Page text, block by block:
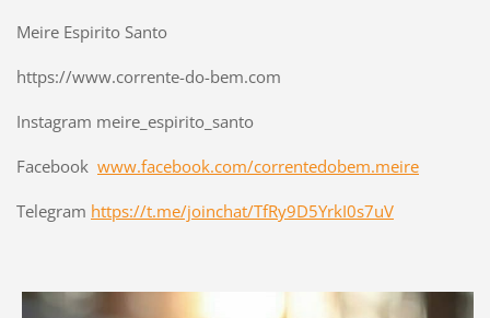
Meire Espirito Santo
https://www.corrente-do-bem.com
Instagram meire_espirito_santo
Facebook www.facebook.com/correntedobem.meire
Telegram https://t.me/joinchat/TfRy9D5YrkI0s7uV